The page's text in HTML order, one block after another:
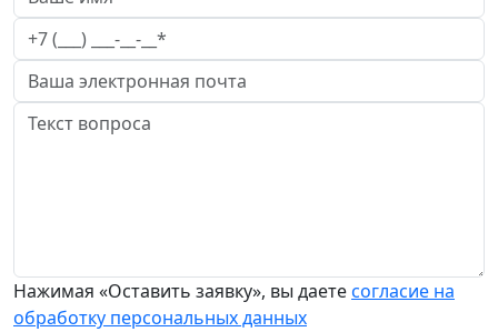
Нажимая «Оставить заявку», вы даетесогласие на
обработку персональных данных